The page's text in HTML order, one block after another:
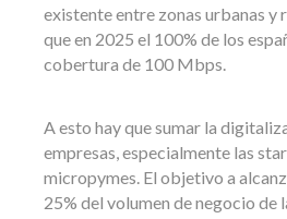
existente entre zonas urbanas y
que en 2025 el 100% de los
cobertura de 100 Mbps.
A esto hay que sumar la
empresas, especialmente las
micropymes. El objetivo a
25% del volumen de negocio de